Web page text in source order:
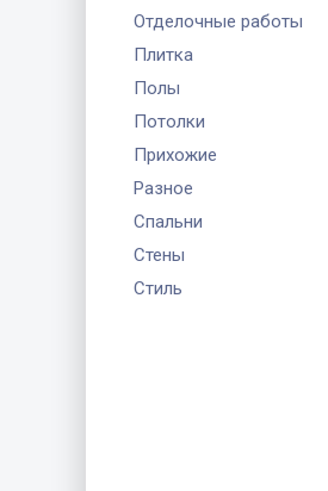
Отделочные работы
Плитка
Полы
Потолки
Прихожие
Разное
Спальни
Стены
Стиль